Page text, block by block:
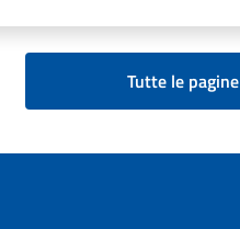
Tutte le pagine